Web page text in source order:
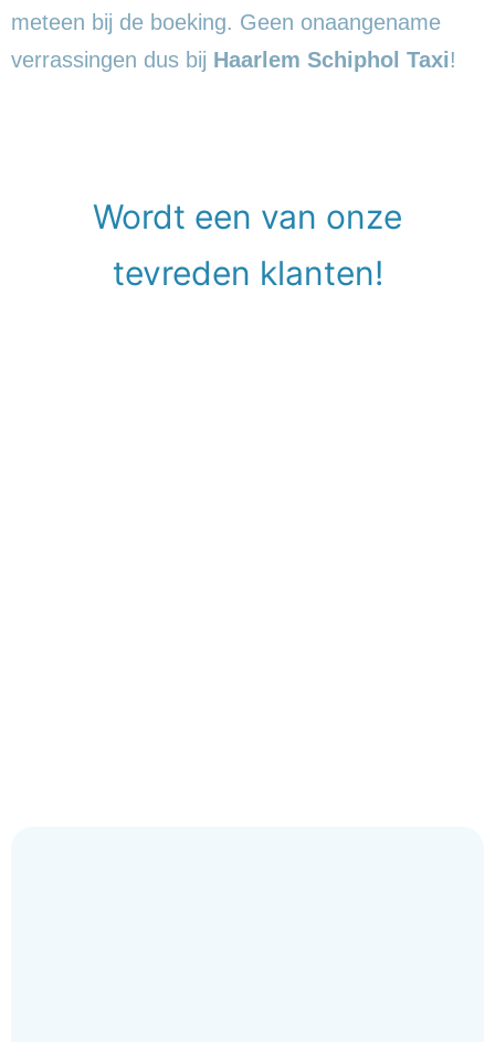
meteen bij de boeking. Geen onaangename
verrassingen dus bij Haarlem Schiphol Taxi!
Wordt een van onze
tevreden klanten!